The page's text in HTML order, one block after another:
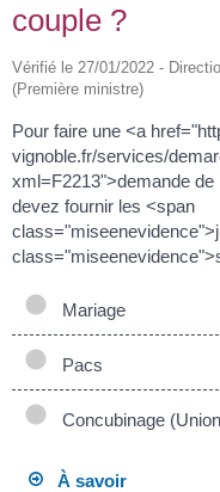
couple ?
Vérifié le 27/01/2022 -
(Première ministre)
Pour faire une <a
vignoble.fr/services/
xml=F2213">demande
devez fournir les <span
Mariage
Pacs
Concubinage
À savoir